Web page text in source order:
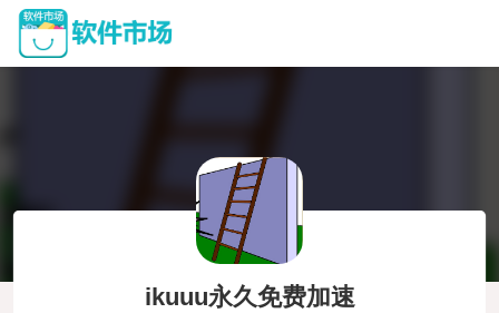
ikuuu永久免费加速